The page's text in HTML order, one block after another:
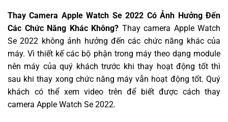
Thay Camera Apple Watch Se 2022 Có Ảnh Hưởng Đến
Các Chức Năng Khác Không? Thay camera Apple Watch
Se 2022 không ảnh hưởng đến các chức năng khác của
máy. Vì thiết kế các bộ phận trong máy theo dạng module
nên máy của quý khách trước khi thay hoạt động tốt thì
sau khi thay xong chức năng máy vẫn hoạt động tốt. Quý
khách có thể xem video trên để biết được cách thay
camera Apple Watch Se 2022.